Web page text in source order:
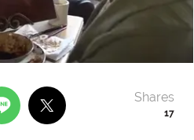
17
Shares